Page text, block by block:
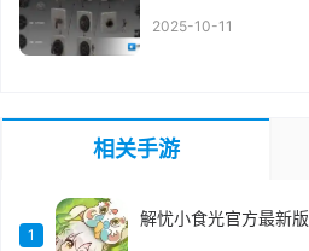
2025-10-11
相关手游
1
解忧小食光官方最新版